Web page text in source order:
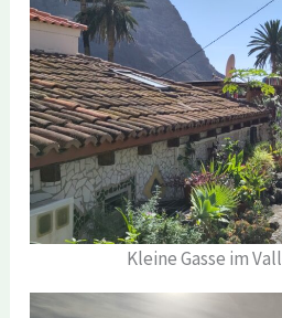
Kleine Gasse im